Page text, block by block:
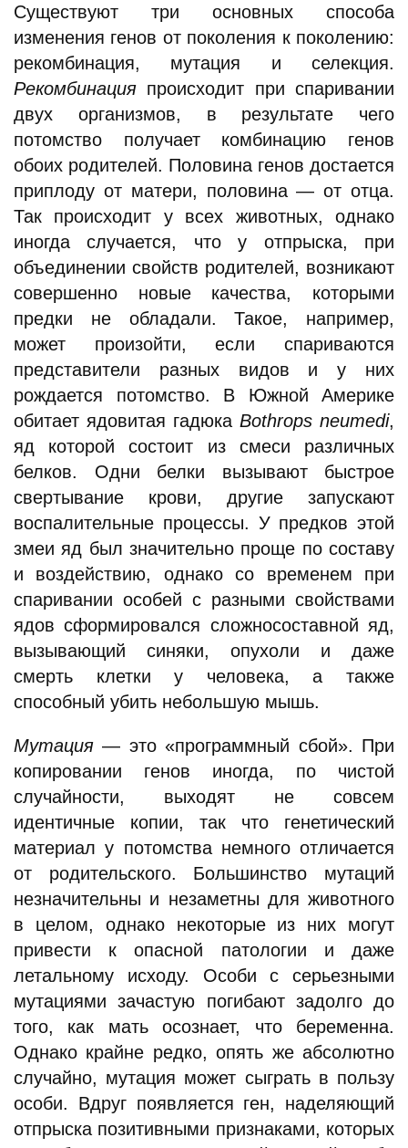
Существуют три основных способа
изменения генов от поколения к поколению:
рекомбинация, мутация и селекция.
Рекомбинация происходит при спаривании
двух организмов, в результате чего
потомство получает комбинацию генов
обоих родителей. Половина генов достается
приплоду от матери, половина — от отца.
Так происходит у всех животных, однако
иногда случается, что у отпрыска, при
объединении свойств родителей, возникают
совершенно новые качества, которыми
предки не обладали. Такое, например,
может произойти, если спариваются
представители разных видов и у них
рождается потомство. В Южной Америке
обитает ядовитая гадюка Bothrops neumedi,
яд которой состоит из смеси различных
белков. Одни белки вызывают быстрое
свертывание крови, другие запускают
воспалительные процессы. У предков этой
змеи яд был значительно проще по составу
и воздействию, однако со временем при
спаривании особей с разными свойствами
ядов сформировался сложносоставной яд,
вызывающий синяки, опухоли и даже
смерть клетки у человека, а также
способный убить небольшую мышь.
Мутация — это «программный сбой». При
копировании генов иногда, по чистой
случайности, выходят не совсем
идентичные копии, так что генетический
материал у потомства немного отличается
от родительского. Большинство мутаций
незначительны и незаметны для животного
в целом, однако некоторые из них могут
привести к опасной патологии и даже
летальному исходу. Особи с серьезными
мутациями зачастую погибают задолго до
того, как мать осознает, что беременна.
Однако крайне редко, опять же абсолютно
случайно, мутация может сыграть в пользу
особи. Вдруг появляется ген, наделяющий
отпрыска позитивными признаками, которых